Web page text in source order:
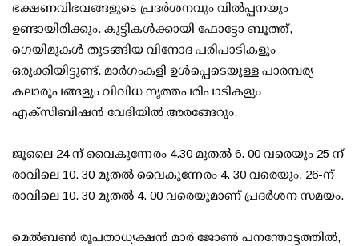
ഭക്ഷണവിഭവങ്ങളുടെ പ്രദർശനവും വിൽപ്പനയും
ഉണ്ടായിരിക്കും. കുട്ടികൾക്കായി ഫോട്ടോ ബൂത്ത്,
ഗെയിമുകൾ തുടങ്ങിയ വിനോദ പരിപാടികളും
ഒരുക്കിയിട്ടുണ്ട്. മാർഗംകളി ഉൾപ്പെടെയുള്ള പാരമ്പര്യ
കലാരൂപങ്ങളും വിവിധ നൃത്തപരിപാടികളും
എക്സിബിഷൻ വേദിയിൽ അരങ്ങേറും.
ജൂലൈ 24 ന് വൈകുന്നേരം 4.30 മുതൽ 6. 00 വരെയും 25 ന്
രാവിലെ 10. 30 മുതൽ വൈകുന്നേരം 4. 30 വരെയും, 26-ന്
രാവിലെ 10. 30 മുതൽ 4. 00 വരെയുമാണ് പ്രദർശന സമയം.
മെൽബൺ രൂപതാധ്യക്ഷൻ മാർ ജോൺ പനന്തോട്ടത്തിൽ,